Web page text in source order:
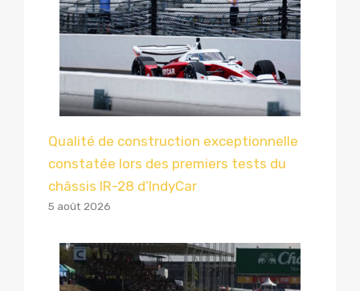
Qualité de construction exceptionnelle
constatée lors des premiers tests du
châssis IR-28 d’IndyCar
5 août 2026